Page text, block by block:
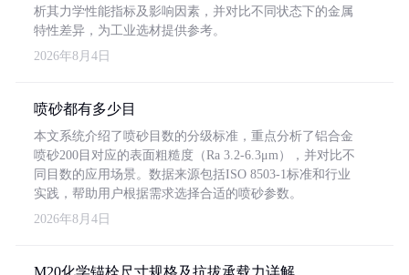
析其力学性能指标及影响因素，并对比不同状态下的金属
特性差异，为工业选材提供参考。
2026年8月4日
喷砂都有多少目
本文系统介绍了喷砂目数的分级标准，重点分析了铝合金
喷砂200目对应的表面粗糙度（Ra 3.2-6.3μm），并对比不
同目数的应用场景。数据来源包括ISO 8503-1标准和行业
实践，帮助用户根据需求选择合适的喷砂参数。
2026年8月4日
M20化学锚栓尺寸规格及抗拔承载力详解